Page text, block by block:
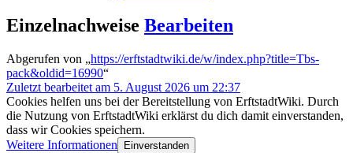
Einzelnachweise Bearbeiten
Abgerufen von „https://erftstadtwiki.de/w/index.php?title=Tbs-
pack&oldid=16990“
Zuletzt bearbeitet am 5. August 2026 um 22:37
Cookies helfen uns bei der Bereitstellung von ErftstadtWiki. Durch
die Nutzung von ErftstadtWiki erklärst du dich damit einverstanden,
dass wir Cookies speichern.
Weitere Informationen
Einverstanden